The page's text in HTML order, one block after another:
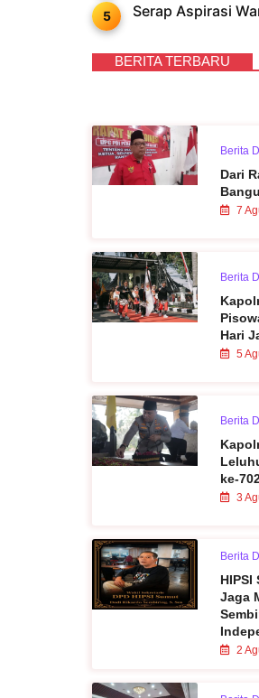
Serap Aspirasi
BERITA TERBARU
Berita
Dari
7
Berita
Hari
5
Berita
ke-
3
Berita
HIPSI
Jaga
2